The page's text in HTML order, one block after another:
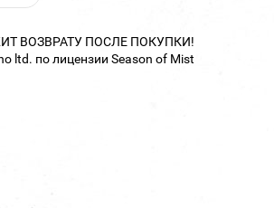
ВОЗВРАТУ ПОСЛЕ ПОКУПКИ!
ltd. по лицензии Season of Mist